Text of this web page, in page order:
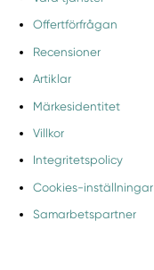
Offertförfrågan
Recensioner
Artiklar
Märkesidentitet
Villkor
Integritetspolicy
Cookies-inställningar
Samarbetspartner